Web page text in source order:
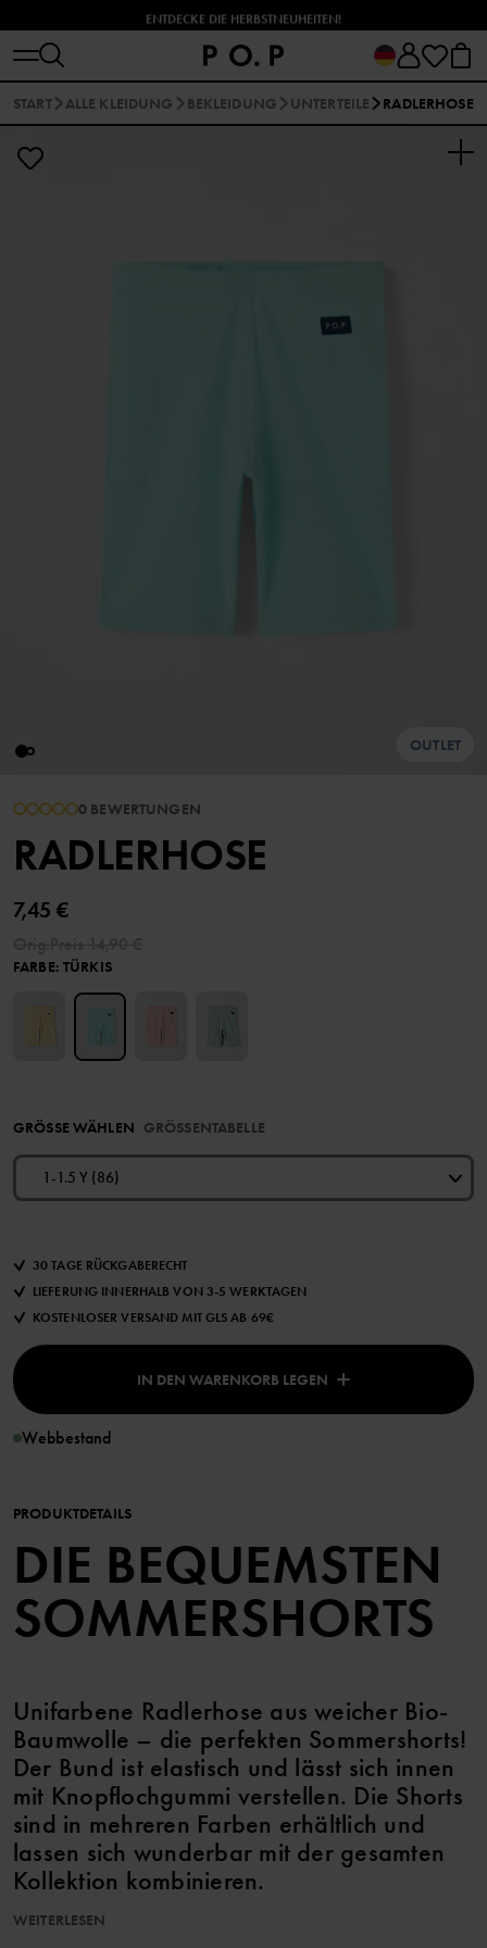
ENTDECKE DIE HERBSTNEUHEITEN!
START ALLE KLEIDUNG BEKLEIDUNG UNTERTEILE RADLERHOSE
OUTLET
0 BEWERTUNGEN
RADLERHOSE
7,45 €
FARBE: TÜRKIS
GRÖSSE WÄHLEN GRÖSSENTABELLE
1-1.5 Y (86)
30 TAGE RÜCKGABERECHT
LIEFERUNG INNERHALB VON 3-5 WERKTAGEN
KOSTENLOSER VERSAND MIT GLS AB 69€
IN DEN WARENKORB LEGEN
Webbestand
PRODUKTDETAILS
DIE BEQUEMSTEN
SOMMERSHORTS
Unifarbene Radlerhose aus weicher Bio-
Baumwolle – die perfekten Sommershorts!
Der Bund ist elastisch und lässt sich innen
mit Knopflochgummi verstellen. Die Shorts
sind in mehreren Farben erhältlich und
lassen sich wunderbar mit der gesamten
Kollektion kombinieren.
WEITERLESEN